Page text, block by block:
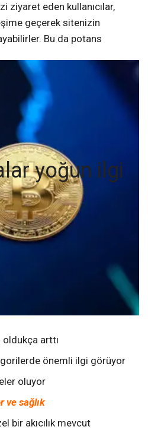
ziyaret eden kullanıcılar,
geçerek sitenizin
Bu da potans
yoğun ilgi
oldukça arttı
önemli ilgi görüyor
oluyor
ve sağlık
bir akıcılık mevcut